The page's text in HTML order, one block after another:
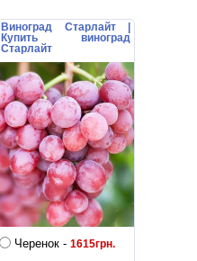
Виноград Старлайт |
Купить виноград
Старлайт
Черенок - 1615грн.